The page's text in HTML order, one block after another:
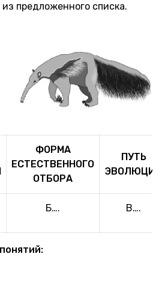
предложенного списка.
ФОРМА
ЕСТЕСТВЕННОГО
ОТБОРА
ПУТЬ
ЭВОЛЮЦИИ
Б…. В….